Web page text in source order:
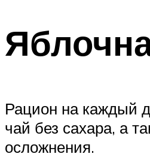
Рацион на каждый
чай без сахара, а
осложнения.